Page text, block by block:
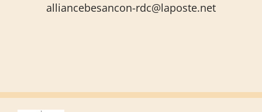
alliancebesancon-rdc@laposte.net